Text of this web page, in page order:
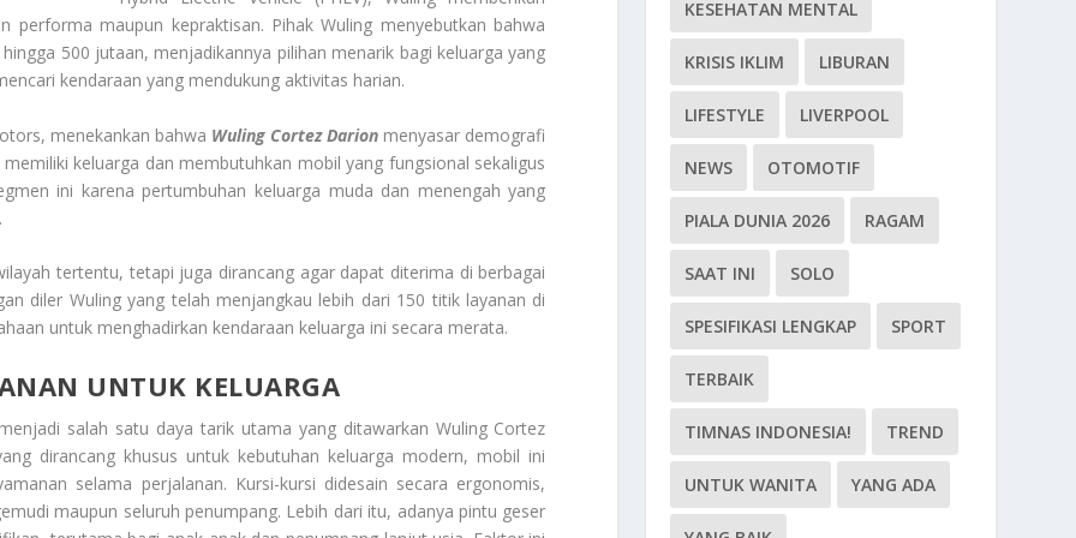
performa maupun kepraktisan. Pihak Wuling menyebutkan bahwa
500 jutaan, menjadikannya pilihan menarik bagi keluarga yang
kendaraan yang mendukung aktivitas harian.
menekankan bahwa Wuling Cortez Darion menyasar demografi
keluarga dan membutuhkan mobil yang fungsional sekaligus
ini karena pertumbuhan keluarga muda dan menengah yang
tertentu, tetapi juga dirancang agar dapat diterima di berbagai
diler Wuling yang telah menjangkau lebih dari 150 titik layanan di
untuk menghadirkan kendaraan keluarga ini secara merata.
UNTUK KELUARGA
salah satu daya tarik utama yang ditawarkan Wuling Cortez
dirancang khusus untuk kebutuhan keluarga modern, mobil ini
selama perjalanan. Kursi-kursi didesain secara ergonomis,
maupun seluruh penumpang. Lebih dari itu, adanya pintu geser
KESEHATAN MENTAL
KRISIS IKLIM LIBURAN
LIFESTYLE LIVERPOOL
NEWS OTOMOTIF
PIALA DUNIA 2026 RAGAM
SAAT INI SOLO
SPESIFIKASI LENGKAP SPORT
TERBAIK
TIMNAS INDONESIA! TREND
UNTUK WANITA YANG ADA